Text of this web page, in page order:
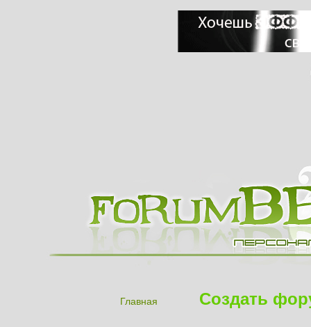
Главная Создать